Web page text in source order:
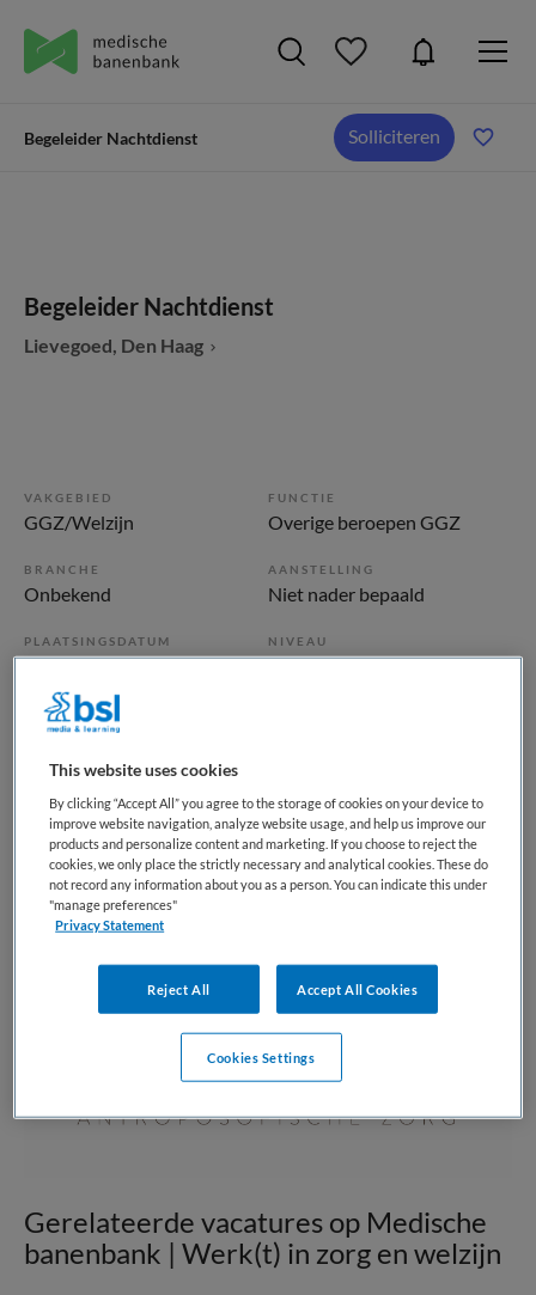
Begeleider Nachtdienst Solliciteren
Begeleider Nachtdienst
Lievegoed, Den Haag
VAKGEBIED
GGZ/Welzijn
FUNCTIE
Overige beroepen GGZ
BRANCHE
Onbekend
AANSTELLING
Niet nader bepaald
PLAATSINGSDATUM
4 augustus 2025
NIVEAU
Overig
ERVARING
Niet nader bepaald
Vacature niet beschikbaar
Deze vacature Begeleider Nachtdienst bij Lievegoed is niet
meer actueel. Hieronder staan enkele vergelijkbare
vacatures die voor u wellicht interessant zijn.
Gerelateerde vacatures op Medische
banenbank | Werk(t) in zorg en welzijn
This website uses cookies
By clicking “Accept All” you agree to the storage of cookies on your device to
improve website navigation, analyze website usage, and help us improve our
products and personalize content and marketing. If you choose to reject the
cookies, we only place the strictly necessary and analytical cookies. These do
not record any information about you as a person. You can indicate this under
"manage preferences"
Privacy Statement
Reject All Accept All Cookies
Cookies Settings